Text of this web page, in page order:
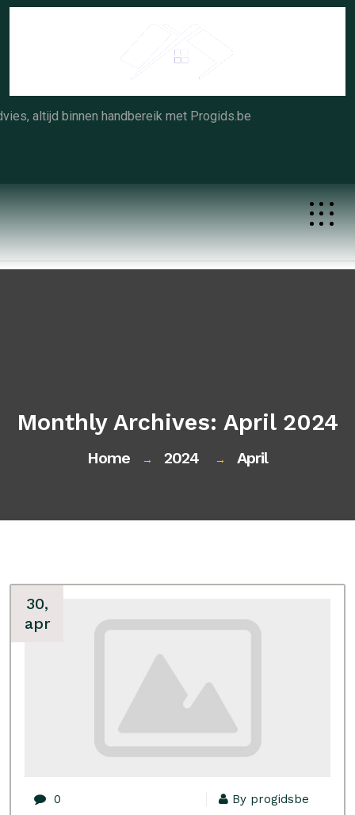
Skip
altijd binnen handbereik met Progids.be
Monthly Archives: April 2024
Home → 2024 → April
30,
apr
0 By progidsbe